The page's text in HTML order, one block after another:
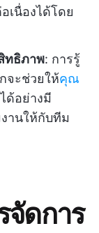
เนื่องได้โดย
ทธิภาพ: การรู้
จะช่วยให้คุณ
ได้อย่างมี
านให้กับทีม
จัดการ